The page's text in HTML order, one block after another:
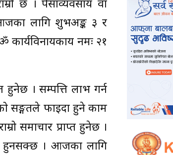
छ । पेसाव्यवसाय वा
आजका लागि शुभअङ्क ३ र
कार्यविनायकाय नमः २१
। सम्पत्ति लाभ गर्न
सङ्गतले फाइदा हुने काम
समाचार प्राप्त हुनेछ ।
हुनसक्छ । आजका लागि